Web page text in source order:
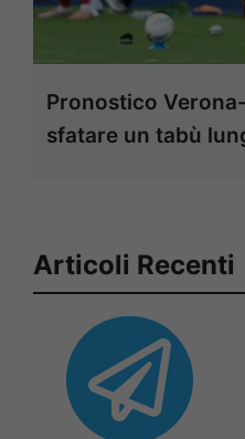
Pronostico
sfatare un tabù
Articoli Recenti